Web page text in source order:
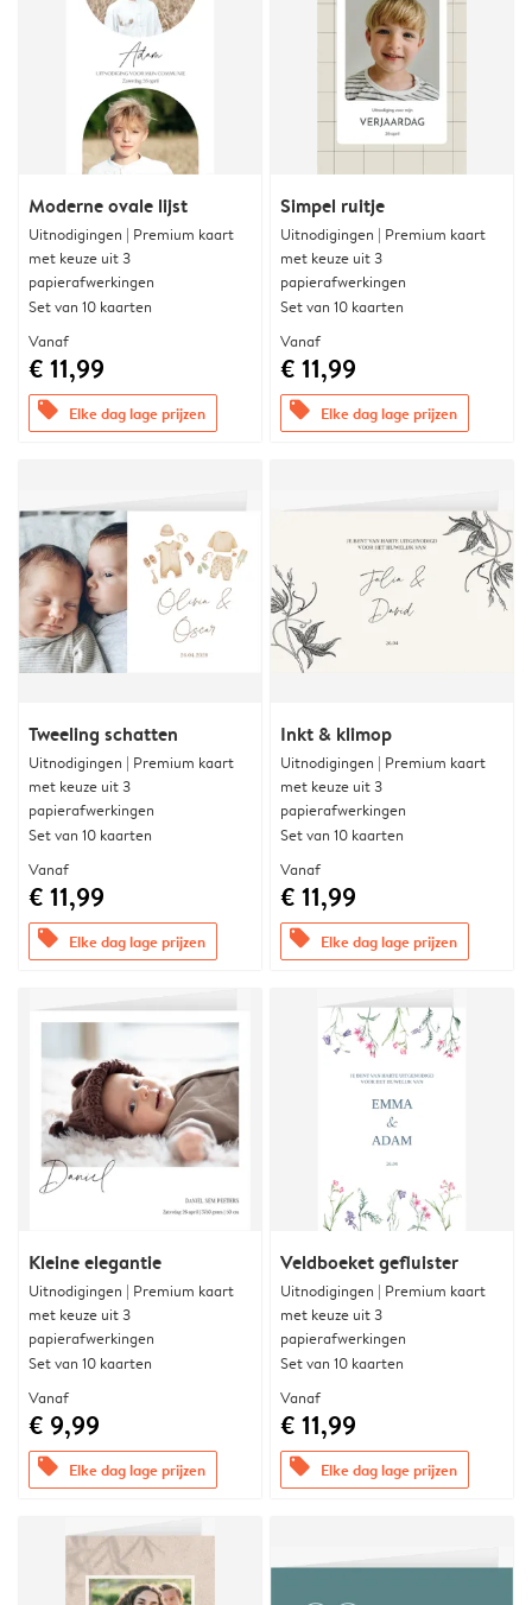
Moderne ovale lijst
Uitnodigingen | Premium kaart
met keuze uit 3
papierafwerkingen
Set van 10 kaarten
Vanaf
€ 11,99
offers Elke dag lage prijzen
Simpel ruitje
Uitnodigingen | Premium kaart
met keuze uit 3
papierafwerkingen
Set van 10 kaarten
Vanaf
€ 11,99
offers Elke dag lage prijzen
Tweeling schatten
Uitnodigingen | Premium kaart
met keuze uit 3
papierafwerkingen
Set van 10 kaarten
Vanaf
€ 11,99
offers Elke dag lage prijzen
Inkt & klimop
Uitnodigingen | Premium kaart
met keuze uit 3
papierafwerkingen
Set van 10 kaarten
Vanaf
€ 11,99
offers Elke dag lage prijzen
Kleine elegantie
Uitnodigingen | Premium kaart
met keuze uit 3
papierafwerkingen
Set van 10 kaarten
Vanaf
€ 9,99
offers Elke dag lage prijzen
Veldboeket gefluister
Uitnodigingen | Premium kaart
met keuze uit 3
papierafwerkingen
Set van 10 kaarten
Vanaf
€ 11,99
offers Elke dag lage prijzen